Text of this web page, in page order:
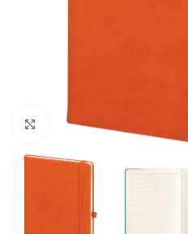
Click to enlarge